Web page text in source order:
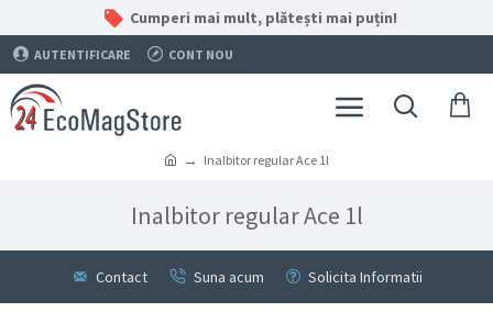
Cumperi mai mult, plătești mai puțin!
AUTENTIFICARE CONT NOU
Inalbitor regular Ace 1l
Inalbitor regular Ace 1l
Contact Suna acum Solicita Informatii